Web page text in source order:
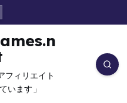
フィリエイト
います」